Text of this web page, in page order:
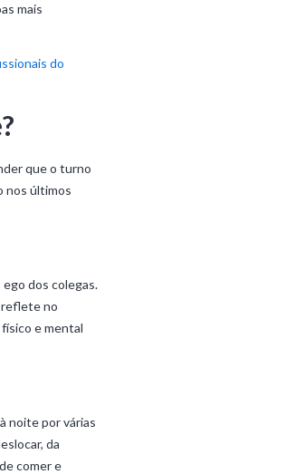
mais
do
que o turno
nos últimos
dos colegas.
reflete no
físico e mental
noite por várias
da
comer e